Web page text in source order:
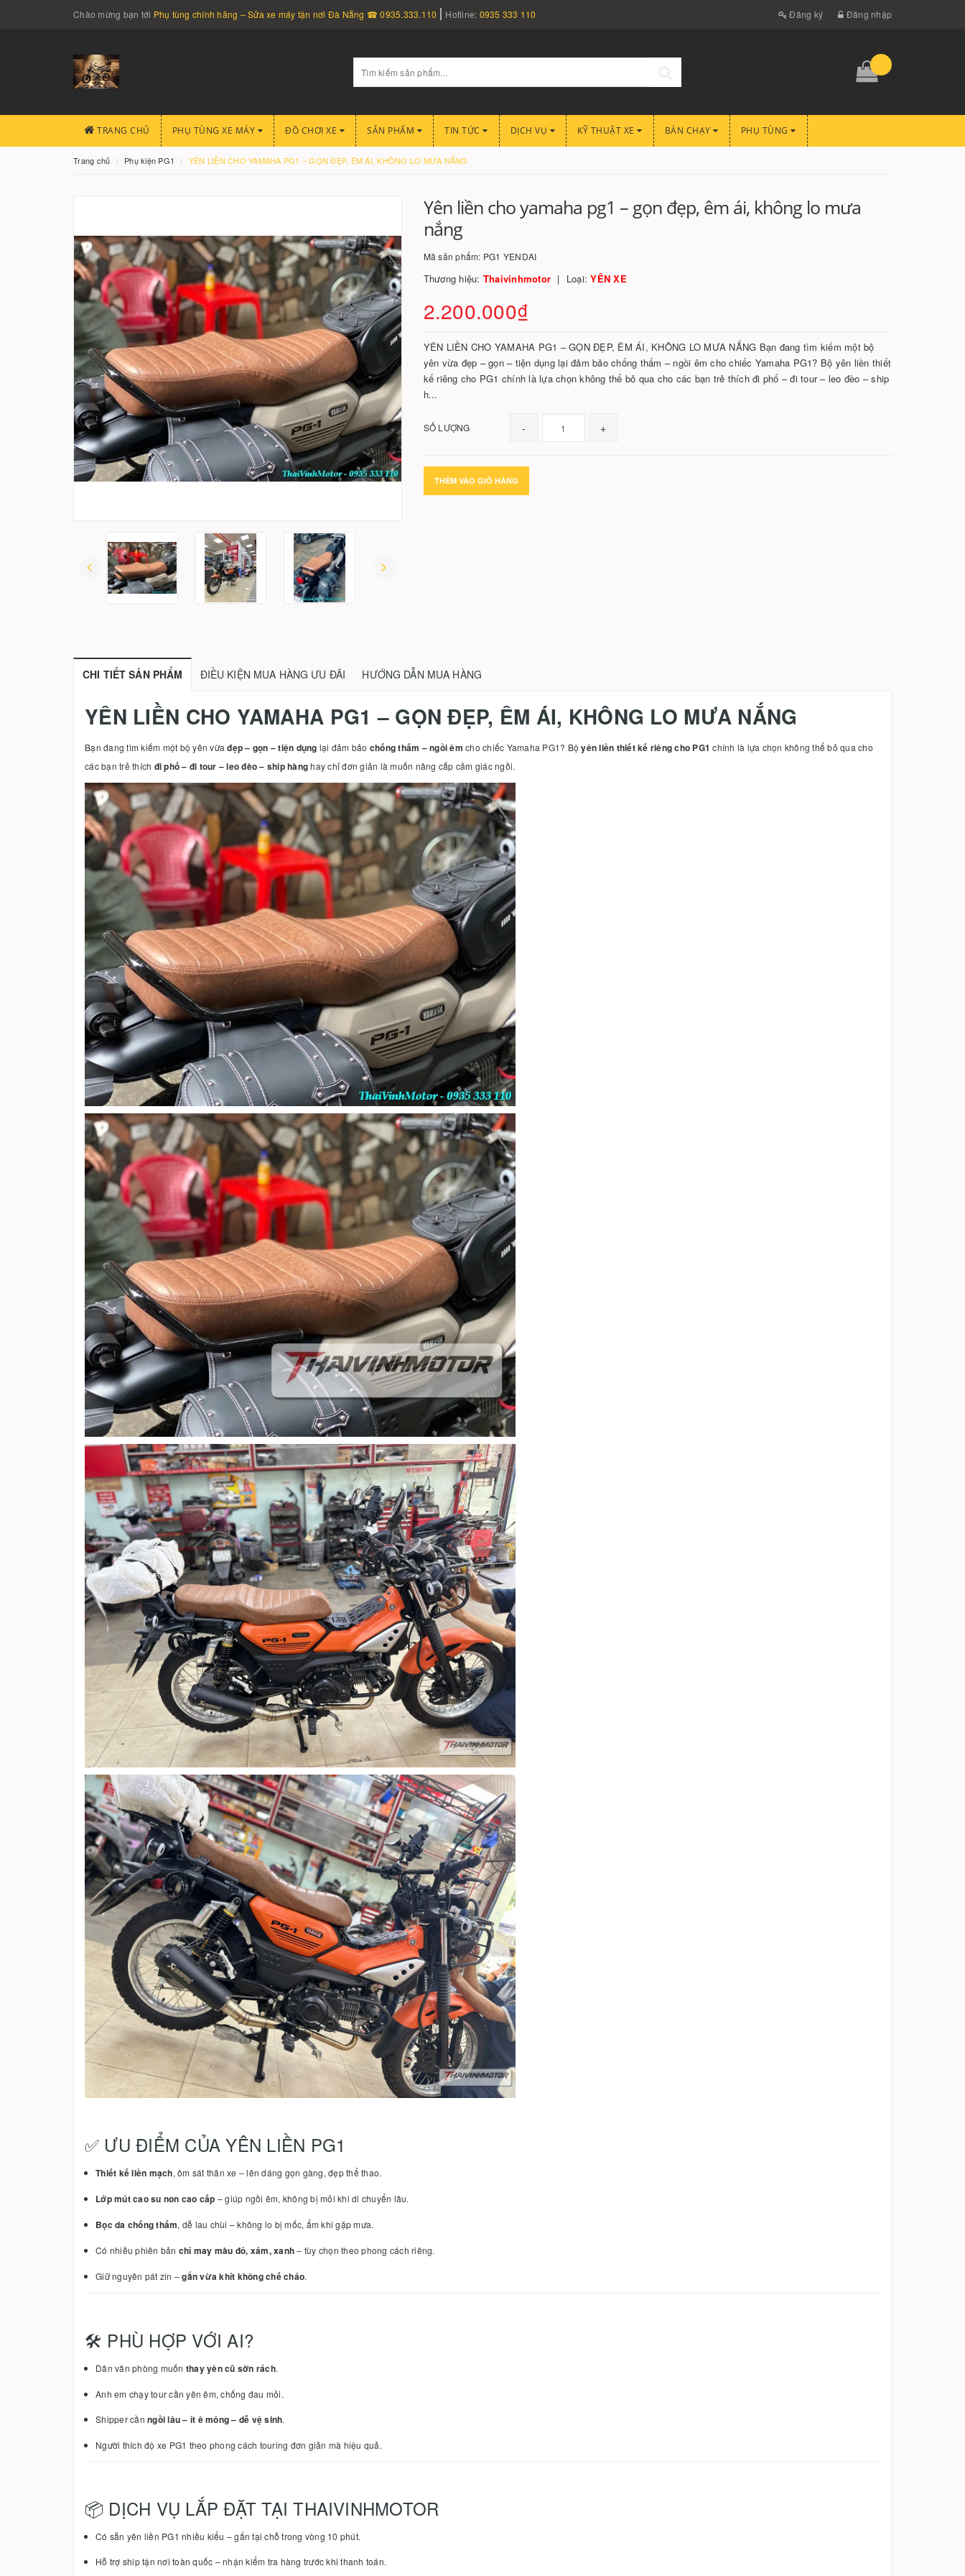
Chào mừng bạn tới Phụ tùng chính hãng – Sửa xe máy tận nơi Đà Nẵng ☎ 0935.333.110 Hotline: 0935 333 110 Đăng ký Đăng nhập
TRANG CHỦ PHỤ TÙNG XE MÁY ĐỒ CHƠI XE SẢN PHẨM TIN TỨC DỊCH VỤ KỸ THUẬT XE BÁN CHẠY PHỤ TÙNG
Trang chủ Phụ kiện PG1 YÊN LIỀN CHO YAMAHA PG1 – GỌN ĐẸP, ÊM ÁI, KHÔNG LO MƯA NẮNG
Yên liền cho yamaha pg1 – gọn đẹp, êm ái, không lo mưa
nắng
Mã sản phẩm: PG1 YENDAI
Thương hiệu: Thaivinhmotor Loại:YÊN XE
2.200.000₫
YÊN LIỀN CHO YAMAHA PG1 – GỌN ĐẸP, ÊM ÁI, KHÔNG LO MƯA NẮNG Bạn đang tìm kiếm một bộ
yên vừa đẹp – gọn – tiện dụng lại đảm bảo chống thấm – ngồi êm cho chiếc Yamaha PG1? Bộ yên liền thiết
kế riêng cho PG1 chính là lựa chọn không thể bỏ qua cho các bạn trẻ thích đi phố – đi tour – leo đèo – ship
h...
SỐ LƯỢNG - +
THÊM VÀO GIỎ HÀNG
CHI TIẾT SẢN PHẨM ĐIỀU KIỆN MUA HÀNG ƯU ĐÃI HƯỚNG DẪN MUA HÀNG
YÊN LIỀN CHO YAMAHA PG1 – GỌN ĐẸP, ÊM ÁI, KHÔNG LO MƯA NẮNG
Bạn đang tìm kiếm một bộ yên vừađẹp – gọn – tiện dụng lại đảm bảo chống thấm – ngồi êm cho chiếc Yamaha PG1? Bộyên liền thiết kế riêng cho PG1 chính là lựa chọn không thể bỏ qua cho
các bạn trẻ thích đi phố – đi tour – leo đèo – ship hànghay chỉ đơn giản là muốn nâng cấp cảm giác ngồi.
✅ ƯU ĐIỂM CỦA YÊN LIỀN PG1
Thiết kế liền mạch, ôm sát thân xe – lên dáng gọn gàng, đẹp thể thao.
Lớp mút cao su non cao cấp – giúp ngồi êm, không bị mỏi khi di chuyển lâu.
Bọc da chống thấm, dễ lau chùi – không lo bị mốc, ẩm khi gặp mưa.
Có nhiều phiên bản chỉ may màu đỏ, xám, xanh– tùy chọn theo phong cách riêng.
Giữ nguyên pát zin –gắn vừa khít không chế cháo.
🛠️ PHÙ HỢP VỚI AI?
Dân văn phòng muốn thay yên cũ sờn rách.
Anh em chạy tour cần yên êm, chống đau mỏi.
Shipper cần ngồi lâu – ít ê mông – dễ vệ sinh.
Người thích độ xe PG1 theo phong cách touring đơn giản mà hiệu quả.
📦 DỊCH VỤ LẮP ĐẶT TẠI THAIVINHMOTOR
Có sẵn yên liền PG1 nhiều kiểu – gắn tại chỗ trong vòng 10 phút.
Hỗ trợ ship tận nơi toàn quốc – nhận kiểm tra hàng trước khi thanh toán.